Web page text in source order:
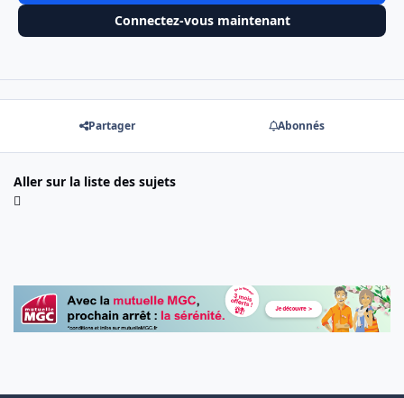
Connectez-vous maintenant
Partager Abonnés
Aller sur la liste des sujets